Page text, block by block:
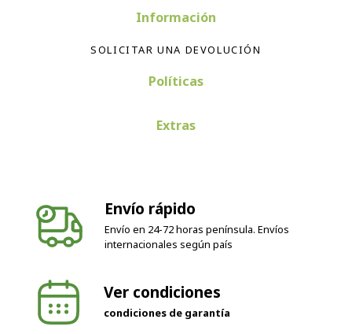
Información
SOLICITAR UNA DEVOLUCIÓN
Políticas
Extras
Envío rápido
Envío en 24-72 horas península. Envíos
internacionales según país
Ver condiciones
condiciones de garantía